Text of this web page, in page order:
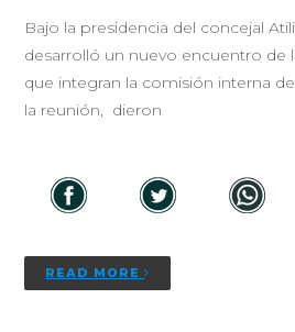
Bajo la presidencia del concejal
desarrolló un nuevo encuentro de
que integran la comisión interna
la reunión, dieron
READ MORE